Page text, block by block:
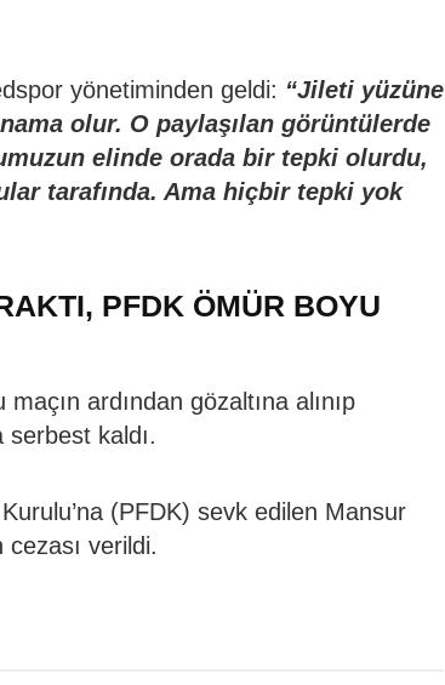
yönetiminden geldi: “Jileti yüzüne
olur. O paylaşılan görüntülerde
elinde orada bir tepki olurdu,
tarafında. Ama hiçbir tepki yok
PFDK ÖMÜR BOYU
ardından gözaltına alınıp
kaldı.
(PFDK) sevk edilen Mansur
verildi.